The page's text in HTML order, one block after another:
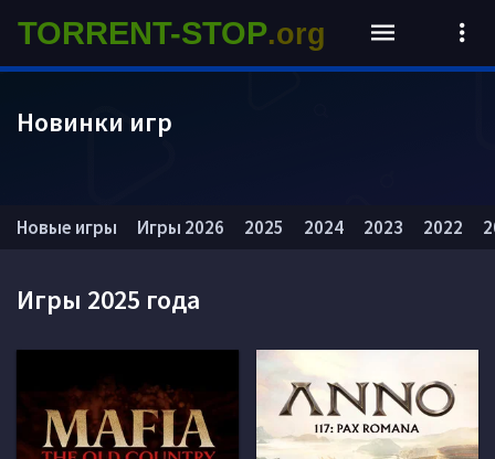
Игры 2025 года
Новые игры Игры 2026 2025 2024 2023 2022
TORRENT-STOP.org
Новинки игр